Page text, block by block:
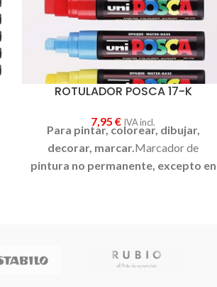
ROTULADOR POSCA 17-K
7,95€ IVA incl.
Para pintar, colorear, dibujar,
decorar, marcar.Marcador de
pintura no permanente, excepto en
lavar con agua, desapareciendo